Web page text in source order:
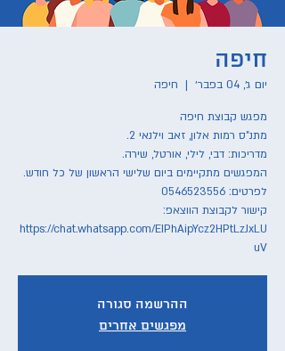
חיפה
יום ג׳, 04 בפבר׳
  |
חיפה
קישור לקבוצת הווצאפ:
https://chat.whatsapp.com/EIPhAipYcz2HPtLzJxLU
uV
ההרשמה סגורה
מפגשים אחרים